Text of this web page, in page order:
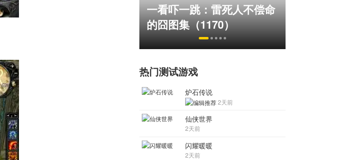
一看吓一跳：雷死人不偿命
国内横版网游鼻祖，巅峰在
线150万人，三个月赚了
1.19亿！
热门测试游戏
炉石传说
2天前
仙侠世界
2天前
闪耀暖暖
2天前